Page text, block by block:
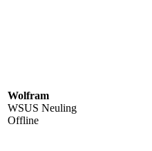
Wolfram
WSUS Neuling
Offline